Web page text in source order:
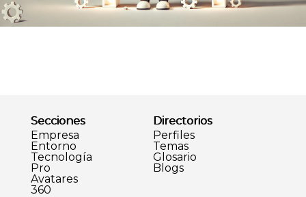
Secciones
Empresa
Entorno
Tecnología
Pro
Avatares
360
Directorios
Perfiles
Temas
Glosario
Blogs